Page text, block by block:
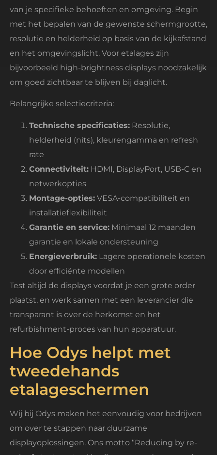
van je specifieke behoeften en omgeving. Begin
met het bepalen van de gewenste schermgrootte,
resolutie en helderheid op basis van de kijkafstand
en het omgevingslicht. Voor etalages zijn
bijvoorbeeld high-brightness displays noodzakelijk
om goed zichtbaar te blijven bij daglicht.
Belangrijke selectiecriteria:
Technische specificaties: Resolutie,
helderheid (nits), kleurengamma en refresh
rate
Connectiviteit: HDMI, DisplayPort, USB-C en
netwerkopties
Montage-opties: VESA-compatibiliteit en
installatieflexibiliteit
Garantie en service: Minimaal 12 maanden
garantie en lokale ondersteuning
Energieverbruik: Lagere operationele kosten
door efficiënte modellen
Test altijd de displays voordat je een grote order
plaatst, en werk samen met een leverancier die
transparant is over de herkomst en het
refurbishment-proces van hun apparatuur.
Hoe Odys helpt met
tweedehands
etalageschermen
Wij bij Odys maken het eenvoudig voor bedrijven
om over te stappen naar duurzame
displayoplossingen. Ons motto “Reducing by re-